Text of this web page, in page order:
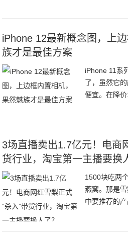
iPhone 12最新概念图，上
族才是最佳方案
iPhone 11系
了，虽然它
便宜。在降
有些公不应
3场直播卖出1.7亿元！电商
货行业，淘宝第一主播要换
1500块吃两
燕窝。那是
中要推荐的
播放视频资